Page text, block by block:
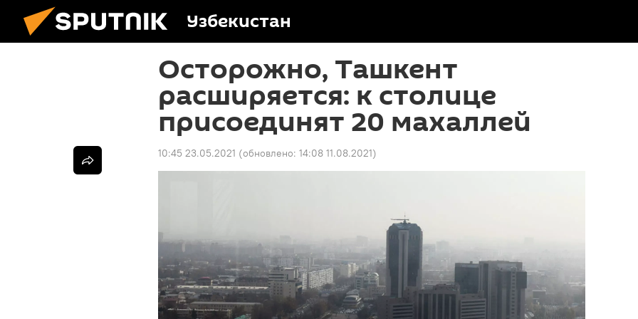
Узбекистан
Осторожно, Ташкент
расширяется: к столице
присоединят 20 махаллей
10:45 23.05.2021 (обновлено: 14:08 11.08.2021)